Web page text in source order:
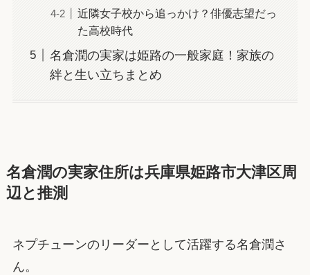
近隣女子校から追っかけ？俳優志望だっ
た高校時代
名倉潤の実家は姫路の一般家庭！家族の
絆と生い立ちまとめ
名倉潤の実家住所は兵庫県姫路市大津区周
辺と推測
ネプチューンのリーダーとして活躍する名倉潤さ
ん。